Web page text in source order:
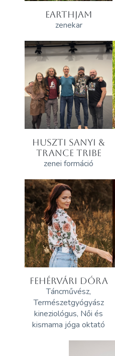
EARTHJAM
zenekar
HUSZTI SANYI &
TRANCE TRIBE
zenei formáció
FEHÉRVÁRI DÓRA
Táncművész,
Természetgyógyász
kineziológus, Női és
kismama jóga oktató